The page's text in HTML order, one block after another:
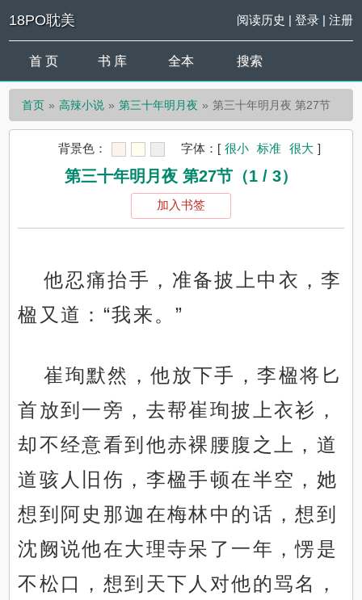
18PO耽美 阅读历史 | 登录| 注册
首 页 书 库 全本 搜索
首页 高辣小说 第三十年明月夜 第三十年明月夜 第27节
背景色： 字体： [ 很小 标准 很大 ]
第三十年明月夜 第27节（1 / 3）
加入书签
他忍痛抬手，准备披上中衣，李
楹又道：“我来。”
崔珣默然，他放下手，李楹将匕
首放到一旁，去帮崔珣披上衣衫，
却不经意看到他赤裸腰腹之上，道
道骇人旧伤，李楹手顿在半空，她
想到阿史那迦在梅林中的话，想到
沈阙说他在大理寺呆了一年，愣是
不松口，想到天下人对他的骂名，